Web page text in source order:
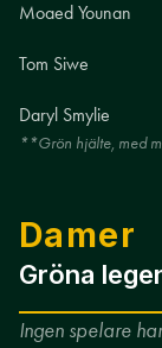
Moaed Younan
Tom Siwe
Daryl Smylie
**Grön hjälte, med
Damer
Gröna
Ingen spelare